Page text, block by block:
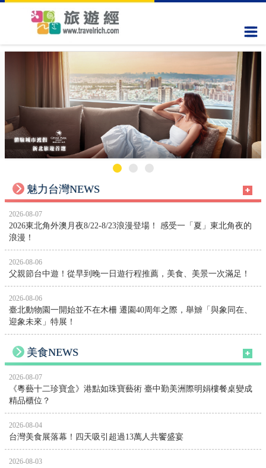
魅力台灣NEWS
2026-08-07
2026東北角外澳月夜8/22-8/23浪漫登場！ 感受一「夏」東北角夜的
浪漫！
2026-08-06
父親節台中遊！從早到晚一日遊行程推薦，美食、美景一次滿足！
2026-08-06
臺北動物園一開始並不在木柵 遷園40周年之際，舉辧「與象同在、
迎象未來」特展！
美食NEWS
2026-08-07
《粵藝十二珍寶盒》港點如珠寶藝術 臺中勤美洲際明娟樓餐桌變成
精品櫃位？
2026-08-04
台灣美食展落幕！四天吸引超過13萬人共饗盛宴
2026-08-03